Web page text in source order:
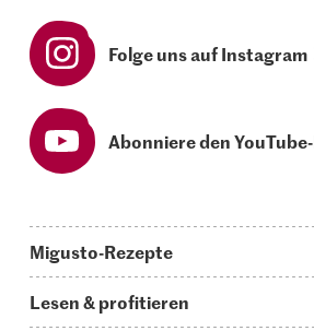
Folge uns auf Instagram
Abonniere den
Migusto-Rezepte
Lesen & profitieren